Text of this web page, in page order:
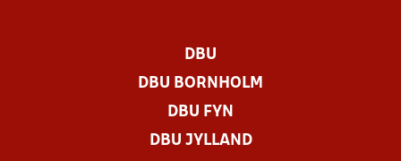
DBU
DBU BORNHOLM
DBU FYN
DBU JYLLAND